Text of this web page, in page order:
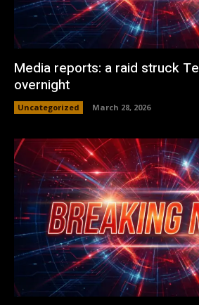
Media reports: a raid struck
overnight
Uncategorized March 28, 2026